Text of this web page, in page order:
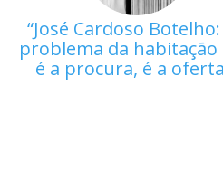
José Cardoso
problema da habitação
é a procura, é a